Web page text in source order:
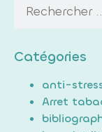
Catégories
anti-
Arret